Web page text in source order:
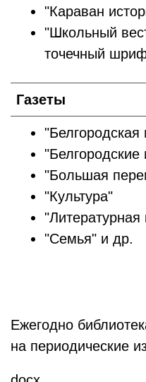
"Караван
"Школьный
точечный
Газеты
"Белгородская
"Белгородские
"Большая
"Культура"
"Литературная
"Семья" и др.
Ежегодно
на периодические